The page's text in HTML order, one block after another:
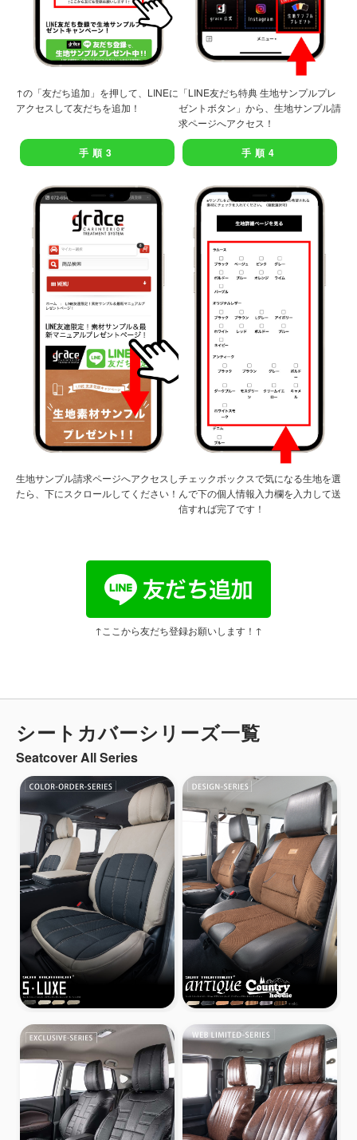
↑の「友だち追加」を押して、LINEに
アクセスして友だちを追加！
「LINE友だち特典 生地サンプルプレ
ゼントボタン」から、生地サンプル請
求ページへアクセス！
手順3
生地サンプル請求ページへアクセスし
たら、下にスクロールしてください！
手順4
チェックボックスで気になる生地を選
んで下の個人情報入力欄を入力して送
信すれば完了です！
↑ここから友だち登録お願いします！↑
シートカバーシリーズ一覧
Seatcover All Series